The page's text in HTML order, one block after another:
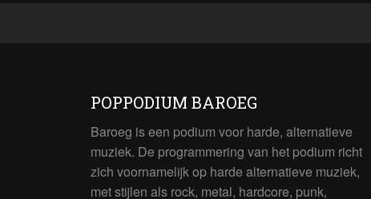
POPPODIUM BAROEG
Baroeg is een podium voor harde, alternatieve
muziek. De programmering van het podium richt
zich voornamelijk op harde alternatieve muziek,
met stijlen als rock, metal, hardcore, punk,